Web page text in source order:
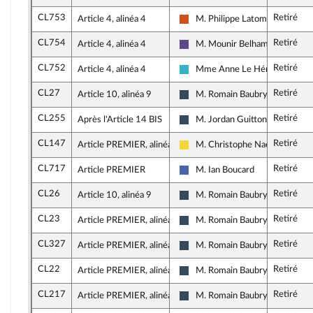
CL753 Article 4, alinéa 4
Démocrate (MoDem et
M. Philippe LatombeRetiré
CL754 Article 4, alinéa 4
Renaissance
M. Mounir BelhamitiRetiré
CL752 Article 4, alinéa 4
Horizons et apparentés
Mme Anne Le HénanffRetiré
CL27 Article 10, alinéa 9
Rassemblement National
M. Romain Baubry Retiré
CL255 Après l'Article 14 BIS
Rassemblement National
M. Jordan Guitton Retiré
CL147 Article PREMIER, alinéa 112
Libertés, Indépendants, Outre-
M. Christophe Naegelen
Retiré
CL717 Article PREMIER
Les Républicains
M. Ian Boucard Retiré
CL26 Article 10, alinéa 9
Rassemblement National
M. Romain Baubry Retiré
CL23 Article PREMIER, alinéa 248
Rassemblement National
M. Romain Baubry Retiré
CL327 Article PREMIER, alinéa 100
Rassemblement National
M. Romain Baubry Retiré
CL22 Article PREMIER, alinéa 100
Rassemblement National
M. Romain Baubry Retiré
CL217 Article PREMIER, alinéa 248
Rassemblement National
M. Romain Baubry Retiré